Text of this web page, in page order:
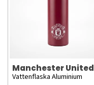
Manchester United
Vattenflaska Aluminium